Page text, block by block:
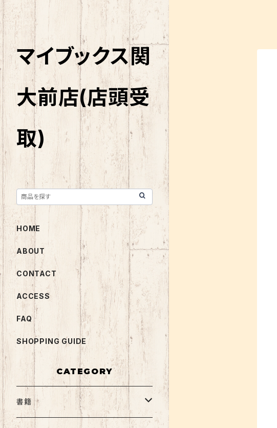
マイブックス関
大前店(店頭受
取)
HOME
ABOUT
CONTACT
ACCESS
FAQ
SHOPPING GUIDE
CATEGORY
書籍